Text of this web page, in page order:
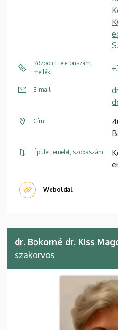
Központi telefonszám,
mellék
E-mail
Cím
Épület, emelet, szobaszám
Weboldal
dr. Bokorné dr. Kiss
szakorvos